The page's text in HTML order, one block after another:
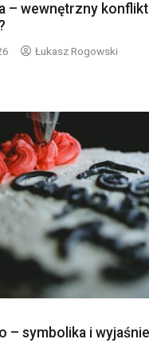
– wewnętrzny
Łukasz Rogowski
– symbolika i